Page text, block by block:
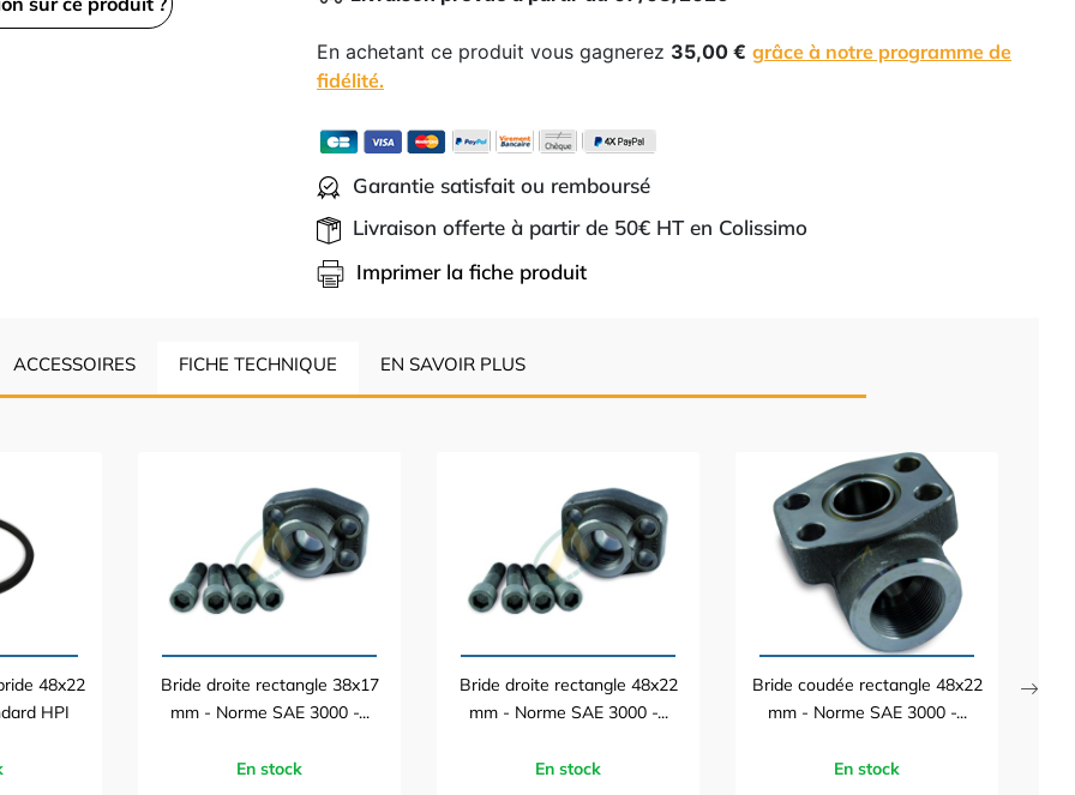
En achetant ce produit vous gagnerez 35,00 € grâce à notre programme de
fidélité.
Garantie satisfait ou remboursé
Livraison offerte à partir de 50€ HT en Colissimo
Imprimer la fiche produit
ACCESSOIRES FICHE TECHNIQUE EN SAVOIR PLUS
48x22
HPI
Bride droite rectangle 38x17
mm - Norme SAE 3000 -...
En stock
Bride droite rectangle 48x22
mm - Norme SAE 3000 -...
En stock
Bride coudée rectangle 48x22
mm - Norme SAE 3000 -...
En stock